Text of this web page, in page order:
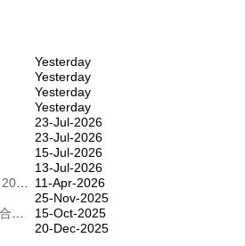
Yesterday
Yesterday
Yesterday
Yesterday
23-Jul-2026
23-Jul-2026
15-Jul-2026
13-Jul-2026
11-Apr-2026
25-Nov-2025
15-Oct-2025
20-Dec-2025